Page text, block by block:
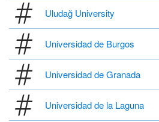
Uludağ University
Universidad de Burgos
Universidad de Granada
Universidad de la Laguna